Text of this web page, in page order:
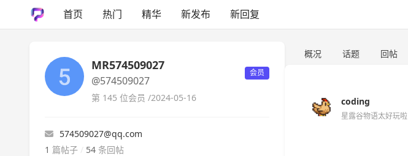
首页 热门 精华 新发布 新回复
MR574509027
@574509027
会员
第 145 位会员 /2024-05-16
574509027@qq.com
1 篇帖子 / 54 条回帖
概况 话题 回帖
coding
星露谷物语太好玩啦